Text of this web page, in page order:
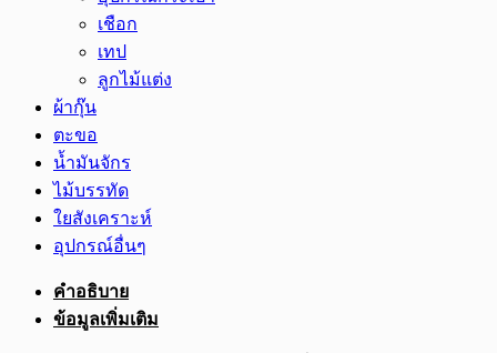
เชือก
เทป
ลูกไม้แต่ง
ผ้ากุ๊น
ตะขอ
น้ำมันจักร
ไม้บรรทัด
ใยสังเคราะห์
อุปกรณ์อื่นๆ
คำอธิบาย
ข้อมูลเพิ่มเติม